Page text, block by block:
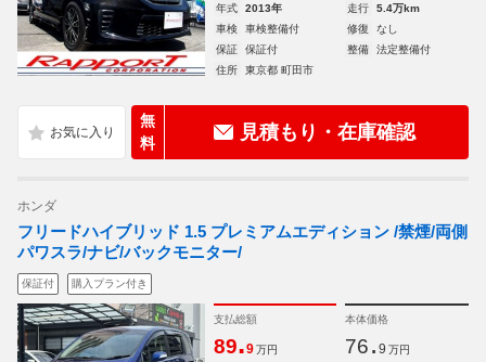
年式 2013年 走行
5.4万km
車検
車検整備付 修復
なし
保証
保証付 整備
法定整備付
住所
東京都 町田市
無
料
見積もり・在庫確認
ホンダ
フリードハイブリッド 1.5 プレミアムエディション /禁煙/両側
パワスラ/ナビ/バックモニター/
保証付 購入プラン付き
支払総額
89.9 万円
本体価格
76. 9 万円